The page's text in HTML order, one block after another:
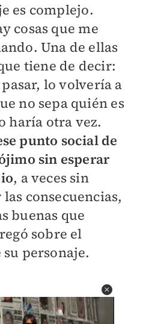
es complejo.
cosas que me
Una de ellas
tiene de decir:
pasar, lo volvería a
no sepa quién es
haría otra vez.
punto social de
sin esperar
, a veces sin
consecuencias,
buenas que
sobre el
personaje.